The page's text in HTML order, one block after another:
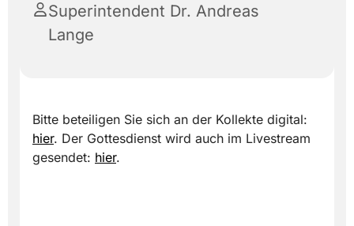
Superintendent Dr. Andreas
Lange
Bitte beteiligen Sie sich an der Kollekte digital:
hier. Der Gottesdienst wird auch im Livestream
gesendet: hier.